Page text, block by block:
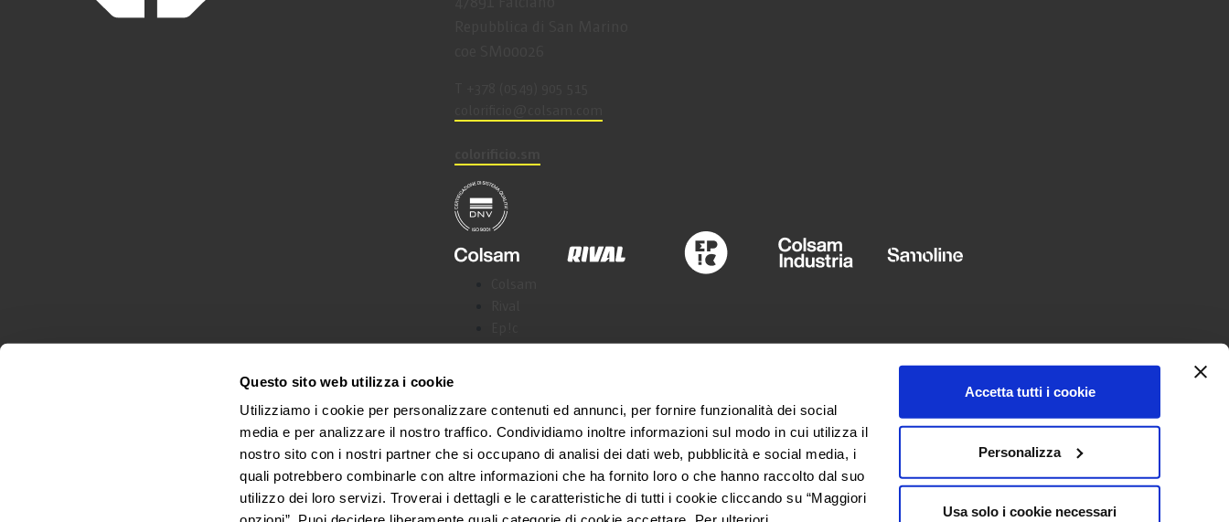
Questo sito web utilizza i cookie
Utilizziamo i cookie per personalizzare contenuti ed annunci, per fornire funzionalità dei social
media e per analizzare il nostro traffico. Condividiamo inoltre informazioni sul modo in cui utilizza il
nostro sito con i nostri partner che si occupano di analisi dei dati web, pubblicità e social media, i
quali potrebbero combinarle con altre informazioni che ha fornito loro o che hanno raccolto dal suo
utilizzo dei loro servizi. Troverai i dettagli e le caratteristiche di tutti i cookie cliccando su “Maggiori
Accetta tutti i cookie
Personalizza
Usa solo i cookie necessari
© 2025 Colorificio Sammarinese Privacy Policy
Facebook
Instagram
LANGUAGE